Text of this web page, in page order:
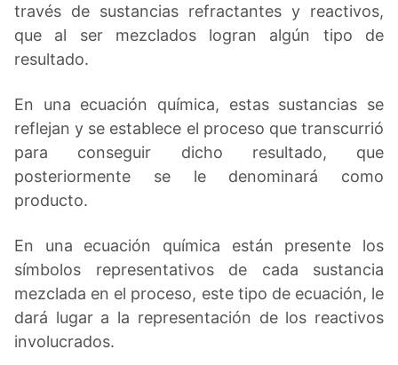
través de sustancias refractantes y reactivos,
que al ser mezclados logran algún tipo de
resultado.
En una ecuación química, estas sustancias se
reflejan y se establece el proceso que transcurrió
para conseguir dicho resultado, que
posteriormente se le denominará como
producto.
En una ecuación química están presente los
símbolos representativos de cada sustancia
mezclada en el proceso, este tipo de ecuación, le
dará lugar a la representación de los reactivos
involucrados.